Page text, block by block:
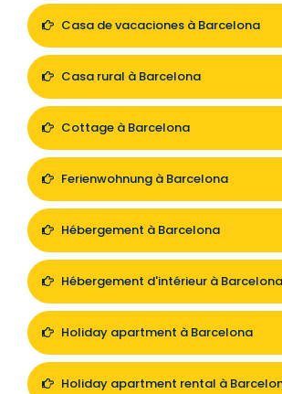
Casa de vacaciones à Barcelona
Casa rural à Barcelona
Cottage à Barcelona
Ferienwohnung à Barcelona
Hébergement à Barcelona
Hébergement d'intérieur à Barcelona
Holiday apartment à Barcelona
Holiday apartment rental à